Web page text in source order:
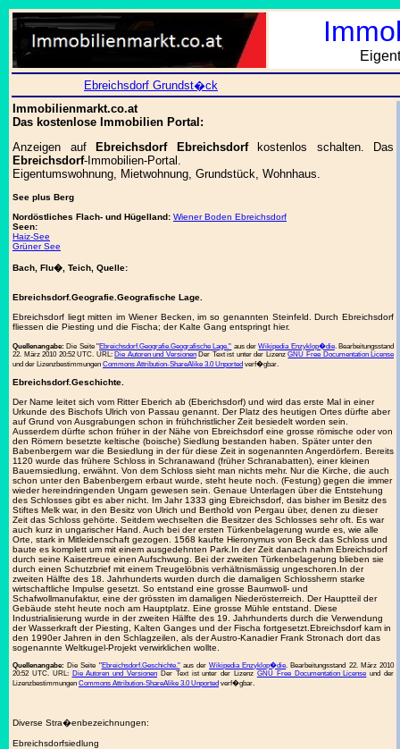
Ebreichsdorf Grundst�ck
Immobilienmarkt.co.at
Das kostenlose Immobilien Portal:
Anzeigen auf
Ebreichsdorf Ebreichsdorfkostenlos schalten. Das
Ebreichsdorf-Immobilien-Portal.
Eigentumswohnung, Mietwohnung, Grundstück, Wohnhaus.
See plus Berg
Nordöstliches Flach- und Hügelland: Wiener Boden Ebreichsdorf
Seen:
Haiz-See
Grüner See
Bach, Flu�, Teich, Quelle:
Ebreichsdorf.Geografie.Geografische Lage.
Ebreichsdorf liegt mitten im Wiener Becken, im so genannten Steinfeld. Durch Ebreichsdorf
fliessen die Piesting und die Fischa; der Kalte Gang entspringt hier.
Quellenangabe: Die Seite "Ebreichsdorf.Geografie.Geografische Lage." aus derWikipedia Enzyklop�die. Bearbeitungsstand
22. März 2010 20:52 UTC. URL: Die Autoren und VersionenDer Text ist unter der LizenzGNU Free Documentation License
und der Lizenzbestimmungen Commons Attribution-ShareAlike 3.0 Unported verf�gbar.
Ebreichsdorf.Geschichte.
Der Name leitet sich vom Ritter Eberich ab (Eberichsdorf) und wird das erste Mal in einer
Urkunde des Bischofs Ulrich von Passau genannt. Der Platz des heutigen Ortes dürfte aber
auf Grund von Ausgrabungen schon in frühchristlicher Zeit besiedelt worden sein.
Ausserdem dürfte schon früher in der Nähe von Ebreichsdorf eine grosse römische oder von
den Römern besetzte keltische (boische) Siedlung bestanden haben. Später unter den
Babenbergern war die Besiedlung in der für diese Zeit in sogenannten Angerdörfern. Bereits
1120 wurde das frühere Schloss in Schranawand (früher Schranabatten), einer kleinen
Bauernsiedlung, erwähnt. Von dem Schloss sieht man nichts mehr. Nur die Kirche, die auch
schon unter den Babenbergern erbaut wurde, steht heute noch. (Festung) gegen die immer
wieder hereindringenden Ungarn gewesen sein. Genaue Unterlagen über die Entstehung
des Schlosses gibt es aber nicht. Im Jahr 1333 ging Ebreichsdorf, das bisher im Besitz des
Stiftes Melk war, in den Besitz von Ulrich und Berthold von Pergau über, denen zu dieser
Zeit das Schloss gehörte. Seitdem wechselten die Besitzer des Schlosses sehr oft. Es war
auch kurz in ungarischer Hand. Auch bei der ersten Türkenbelagerung wurde es, wie alle
Orte, stark in Mitleidenschaft gezogen. 1568 kaufte Hieronymus von Beck das Schloss und
baute es komplett um mit einem ausgedehnten Park.In der Zeit danach nahm Ebreichsdorf
durch seine Kaisertreue einen Aufschwung. Bei der zweiten Türkenbelagerung blieben sie
durch einen Schutzbrief mit einem Treugelöbnis verhältnismässig ungeschoren.In der
zweiten Hälfte des 18. Jahrhunderts wurden durch die damaligen Schlossherrn starke
wirtschaftliche Impulse gesetzt. So entstand eine grosse Baumwoll- und
Schafwollmanufaktur, eine der grössten im damaligen Niederösterreich. Der Hauptteil der
Gebäude steht heute noch am Hauptplatz. Eine grosse Mühle entstand. Diese
Industrialisierung wurde in der zweiten Hälfte des 19. Jahrhunderts durch die Verwendung
der Wasserkraft der Piesting, Kalten Ganges und der Fischa fortgesetzt.Ebreichsdorf kam in
den 1990er Jahren in den Schlagzeilen, als der Austro-Kanadier Frank Stronach dort das
sogenannte Weltkugel-Projekt verwirklichen wollte.
Quellenangabe: Die Seite "Ebreichsdorf.Geschichte."aus derWikipedia Enzyklop�die. Bearbeitungsstand 22. März 2010
20:52 UTC. URL: Die Autoren und Versionen Der Text ist unter der Lizenz GNU Free Documentation License und der
Lizenzbestimmungen Commons Attribution-ShareAlike 3.0 Unported verf�gbar.
Diverse Stra�enbezeichnungen:
Ebreichsdorfsiedlung